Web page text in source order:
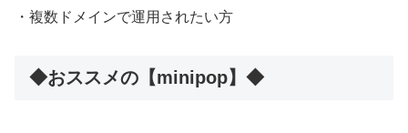
・複数ドメインで運用されたい方
◆おススメの【minipop】◆